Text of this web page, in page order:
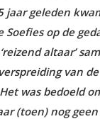
jaar geleden
Soefies op de
altaar’
van
was bedoeld
(toen) nog